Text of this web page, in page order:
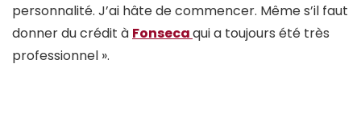
personnalité. J’ai hâte de commencer. Même s’il faut
donner du crédit à Fonsecaqui a toujours été très
professionnel ».